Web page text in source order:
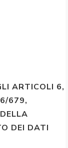
ARTICOLI 6,
679,
DEI DATI